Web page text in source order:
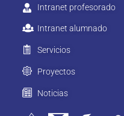
Intranet profesorado
Intranet alumnado
Servicios
Proyectos
Noticias